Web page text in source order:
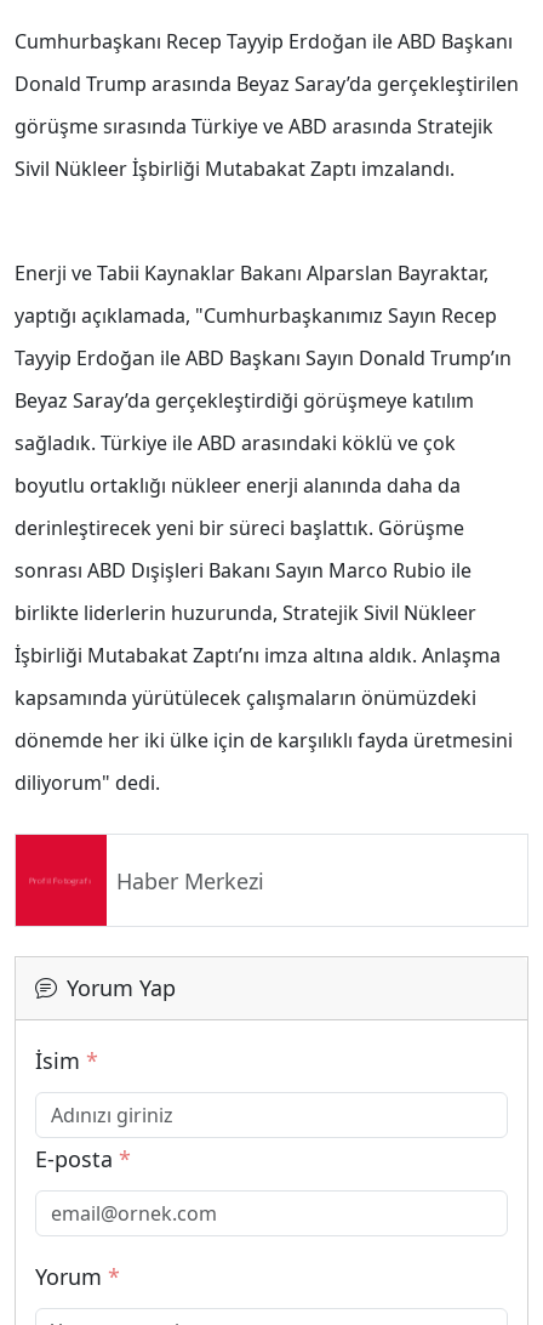
Cumhurbaşkanı Recep Tayyip Erdoğan ile ABD Başkanı
Donald Trump arasında Beyaz Saray’da gerçekleştirilen
görüşme sırasında Türkiye ve ABD arasında Stratejik
Sivil Nükleer İşbirliği Mutabakat Zaptı imzalandı.
Enerji ve Tabii Kaynaklar Bakanı Alparslan Bayraktar,
yaptığı açıklamada, "Cumhurbaşkanımız Sayın Recep
Tayyip Erdoğan ile ABD Başkanı Sayın Donald Trump’ın
Beyaz Saray’da gerçekleştirdiği görüşmeye katılım
sağladık. Türkiye ile ABD arasındaki köklü ve çok
boyutlu ortaklığı nükleer enerji alanında daha da
derinleştirecek yeni bir süreci başlattık. Görüşme
sonrası ABD Dışişleri Bakanı Sayın Marco Rubio ile
birlikte liderlerin huzurunda, Stratejik Sivil Nükleer
İşbirliği Mutabakat Zaptı’nı imza altına aldık. Anlaşma
kapsamında yürütülecek çalışmaların önümüzdeki
dönemde her iki ülke için de karşılıklı fayda üretmesini
diliyorum" dedi.
Haber Merkezi
Yorum Yap
İsim *
E-posta *
Yorum *